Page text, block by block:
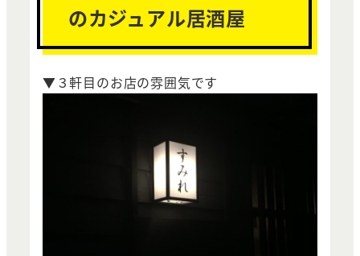
のカジュアル居酒屋
▼３軒目のお店の雰囲気です